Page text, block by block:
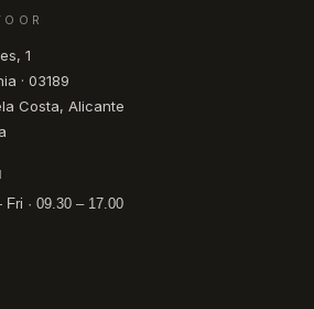
1
· 03189
Costa, Alicante
· 09.30 – 17.00